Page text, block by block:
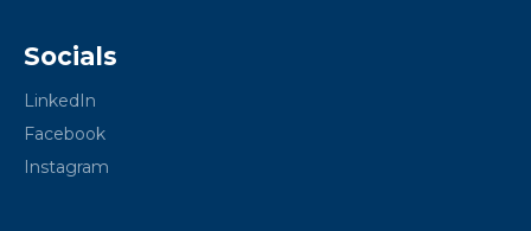
Socials
LinkedIn
Facebook
Instagram